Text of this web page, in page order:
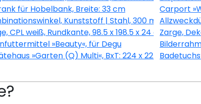
für Hobelbank, Breite: 33 cm
Carport
Kunststoff | Stahl, 300 mm
cm, links
CPL weiß, Rundkante, 98.5 x 198.5 x 24 cm, links
Zarge,
»Beauty«, für Degu
cm (Aufstellmaße), Flachdach
»Garten (Q) Multi«, BxT: 224 x 224 cm
Flachdach